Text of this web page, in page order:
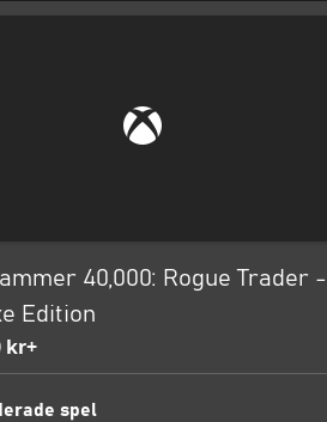
40,000: Rogue Trader -
Edition
kr+
spel